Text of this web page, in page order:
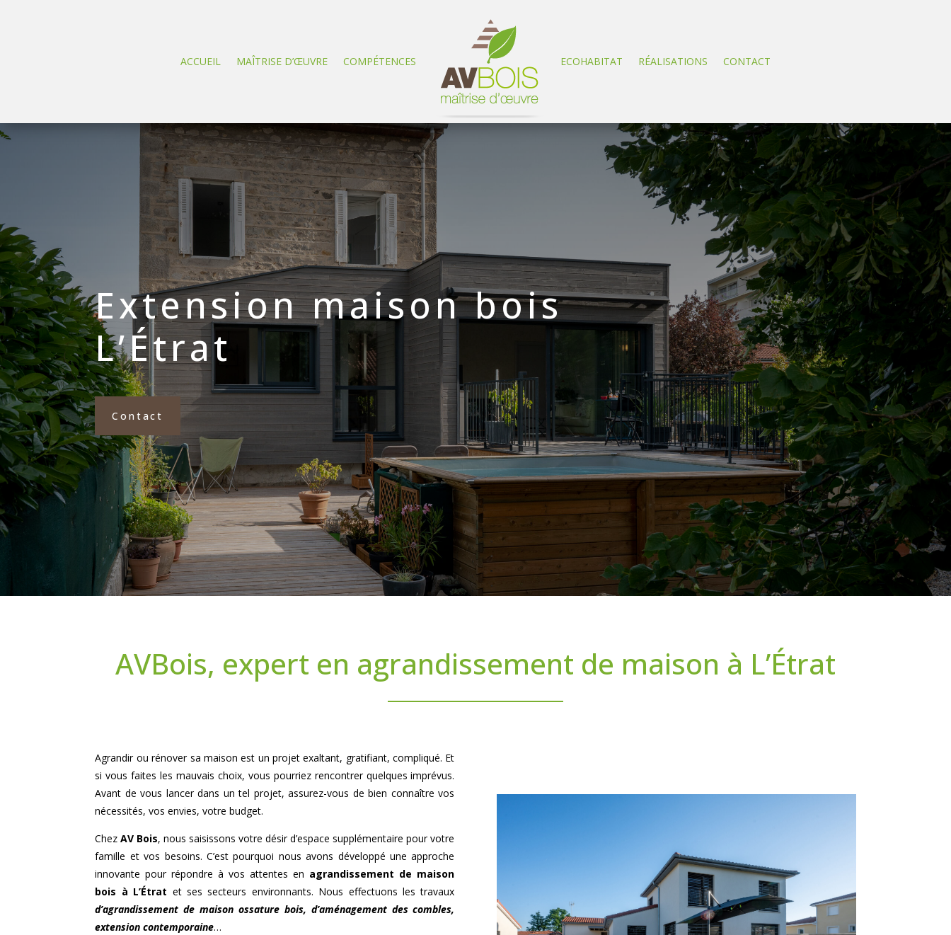
ACCUEIL MAÎTRISE D’ŒUVRE COMPÉTENCES ECOHABITAT RÉALISATIONS CONTACT
Extension maison bois
L’Étrat
Contact
AVBois, expert en agrandissement de maison à L’Étrat
Agrandir ou rénover sa maison est un projet exaltant, gratifiant, compliqué. Et
si vous faites les mauvais choix, vous pourriez rencontrer quelques imprévus.
Avant de vous lancer dans un tel projet, assurez-vous de bien connaître vos
nécessités, vos envies, votre budget.
ChezAV Bois, nous saisissons votre désir d’espace supplémentaire pour votre
famille et vos besoins. C’est pourquoi nous avons développé une approche
innovante pour répondre à vos attentes en agrandissement de maison
bois à L’Étrat et ses secteurs environnants. Nous effectuons les travaux
d’agrandissement de maison ossature bois, d’aménagement des combles,
extension contemporaine…